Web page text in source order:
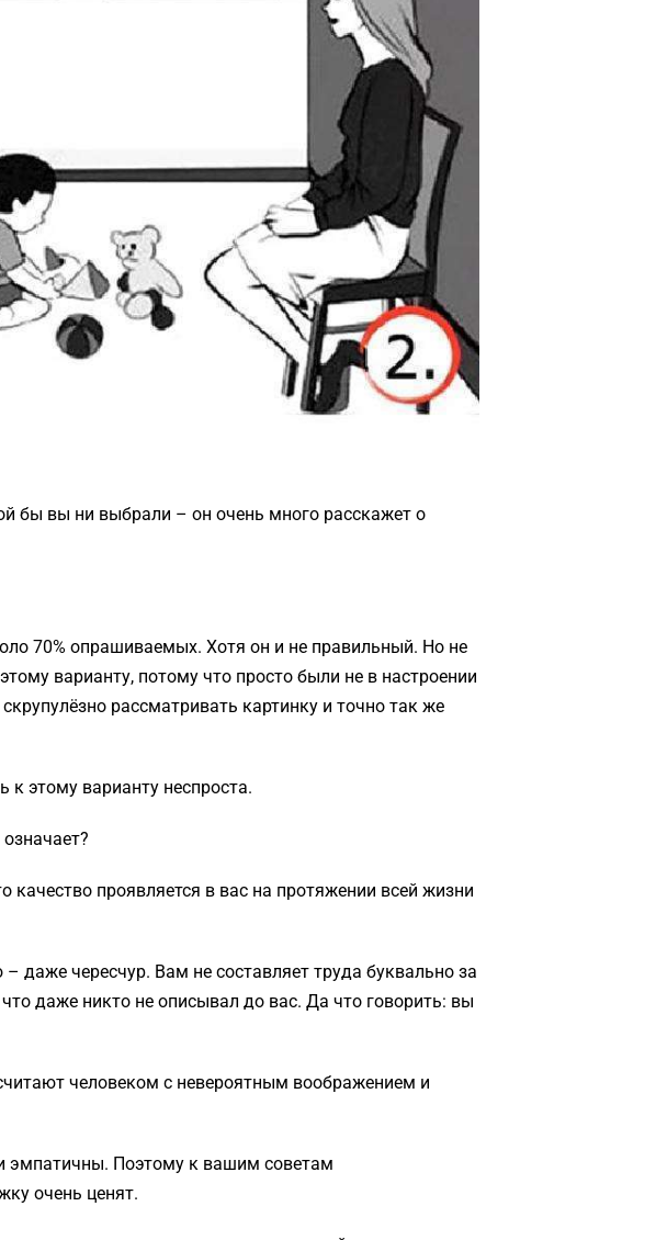
бы вы ни выбрали – он очень много расскажет о
70% опрашиваемых. Хотя он и не правильный. Но не
варианту, потому что просто были не в настроении
рассматривать картинку и точно так же
к этому варианту неспроста.
проявляется в вас на протяжении всей жизни
даже чересчур. Вам не составляет труда буквально за
даже никто не описывал до вас. Да что говорить: вы
человеком с невероятным воображением и
эмпатичны. Поэтому к вашим советам
очень ценят.